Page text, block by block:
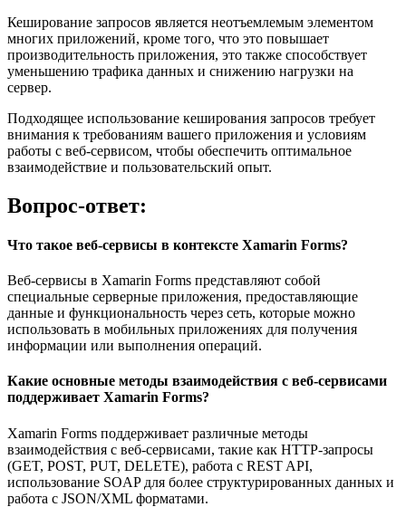
Кеширование запросов является неотъемлемым элементом
многих приложений, кроме того, что это повышает
производительность приложения, это также способствует
уменьшению трафика данных и снижению нагрузки на
сервер.
Подходящее использование кеширования запросов требует
внимания к требованиям вашего приложения и условиям
работы с веб-сервисом, чтобы обеспечить оптимальное
взаимодействие и пользовательский опыт.
Вопрос-ответ:
Что такое веб-сервисы в контексте Xamarin Forms?
Веб-сервисы в Xamarin Forms представляют собой
специальные серверные приложения, предоставляющие
данные и функциональность через сеть, которые можно
использовать в мобильных приложениях для получения
информации или выполнения операций.
Какие основные методы взаимодействия с веб-сервисами
поддерживает Xamarin Forms?
Xamarin Forms поддерживает различные методы
взаимодействия с веб-сервисами, такие как HTTP-запросы
(GET, POST, PUT, DELETE), работа с REST API,
использование SOAP для более структурированных данных и
работа с JSON/XML форматами.